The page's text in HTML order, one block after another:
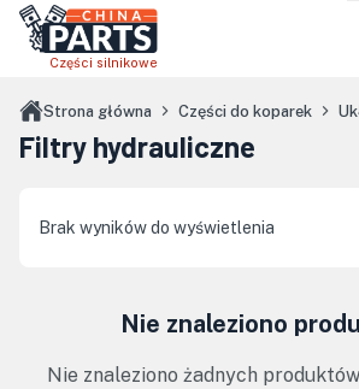
Przejdź do treści głównej
Części silnikowe
Strona główna Części do koparek
Filtry hydrauliczne
Brak wyników do wyświetlenia
Nie znaleziono
Nie znaleziono żadnych